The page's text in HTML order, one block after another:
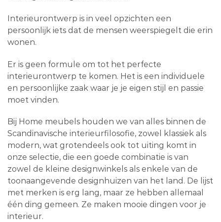
Interieurontwerp is in veel opzichten een
persoonlijk iets dat de mensen weerspiegelt die erin
wonen.
Er is geen formule om tot het perfecte
interieurontwerp te komen. Het is een individuele
en persoonlijke zaak waar je je eigen stijl en passie
moet vinden.
Bij Home meubels houden we van alles binnen de
Scandinavische interieurfilosofie, zowel klassiek als
modern, wat grotendeels ook tot uiting komt in
onze selectie, die een goede combinatie is van
zowel de kleine designwinkels als enkele van de
toonaangevende designhuizen van het land. De lijst
met merken is erg lang, maar ze hebben allemaal
één ding gemeen. Ze maken mooie dingen voor je
interieur.